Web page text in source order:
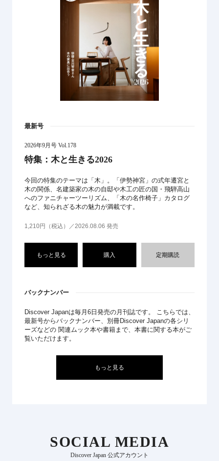
最新号
2026年9月号 Vol.178
特集：木と生きる2026
今回の特集のテーマは「木」。「伊勢神宮」の式年遷宮と
木の関係、名建築家の木の自邸や木工の匠の国・飛騨高山
へのファニチャーツーリズム、「木の名作椅子」カタログ
など、知られざる木の魅力が満載です。
1,210円（税込）／2026.08.06 発売
もっと見る 購入 定期購読
バックナンバー
Discover Japanは毎月6日発売の月刊誌です。 こちらでは、
最新号からバックナンバー、別冊Discover Japanの各シリ
ーズなどの 関連ムック本や書籍まで、本書に関する本がご
覧いただけます。
もっと見る
SOCIAL MEDIA
Discover Japan 公式アカウント